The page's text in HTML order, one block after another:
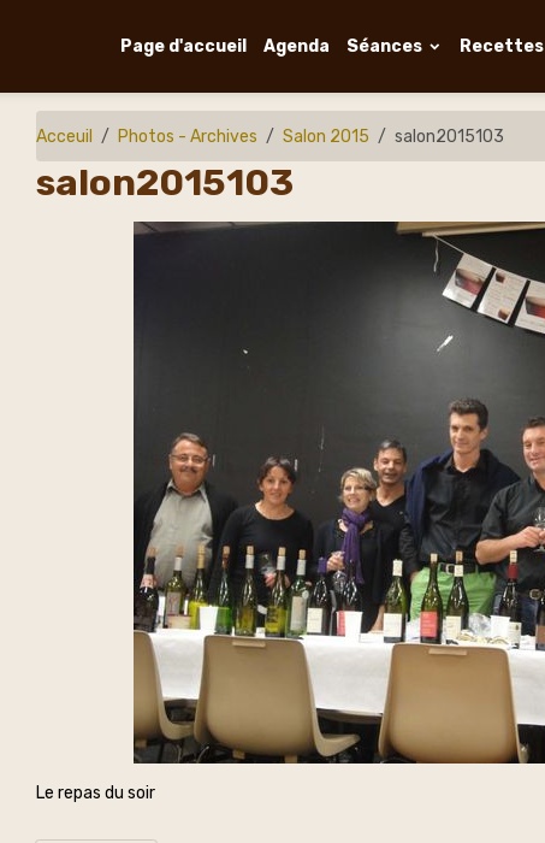
Page d'accueil Agenda Séances Recettes
Acceuil Photos - Archives Salon 2015 salon2015103
salon2015103
Le repas du soir